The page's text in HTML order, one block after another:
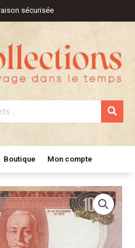
sécurisée
Boutique Mon compte